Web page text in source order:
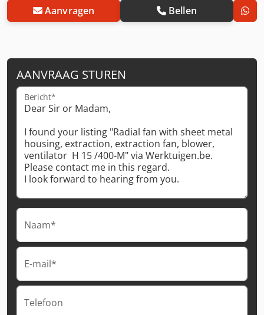
Aanvragen Bellen
AANVRAAG STUREN
Bericht*
Naam*
E-mail*
Telefoon